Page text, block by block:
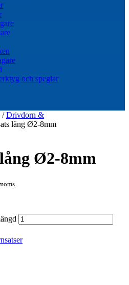
och speglar
/Drivdorn &
lång Ø2-8mm
Ø2-8mm